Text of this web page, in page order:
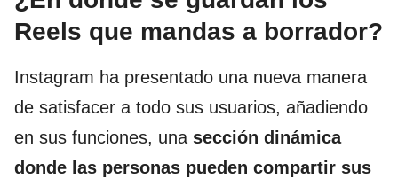
Reels que mandas a borrador?
Instagram ha presentado una nueva manera
de satisfacer a todo sus usuarios, añadiendo
en sus funciones, una sección dinámica
donde las personas pueden compartir sus